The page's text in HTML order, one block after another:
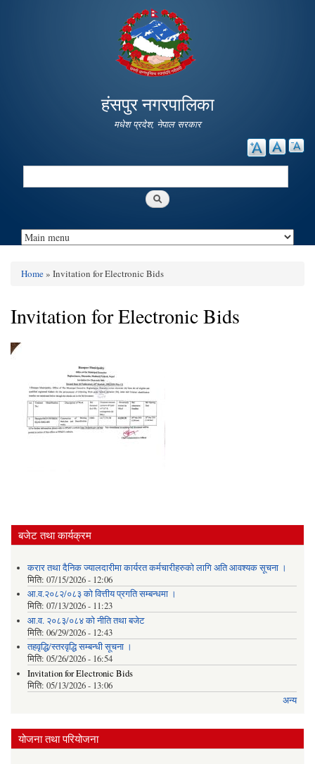
main
content
हंसपुर नगरपालिका
मधेश प्रदेश, नेपाल सरकार
Search
Home» Invitation for Electronic Bids
Invitation for Electronic Bids
बजेट तथा कार्यक्रम
करार तथा दैनिक ज्यालदारीमा कार्यरत कर्मचारीहरुको लागि अति आवश्यक सूचना ।
मिति: 07/15/2026 - 12:06
आ.व.२०८२/०८३ को वित्तीय प्रगति सम्बन्धमा ।
मिति: 07/13/2026 - 11:23
आ.व. २०८३/०८४ को नीति तथा बजेट
मिति: 06/29/2026 - 12:43
तहवृद्धि/स्तरवृद्धि सम्बन्धी सूचना ।
मिति: 05/26/2026 - 16:54
Invitation for Electronic Bids
मिति: 05/13/2026 - 13:06
अन्य
योजना तथा परियोजना